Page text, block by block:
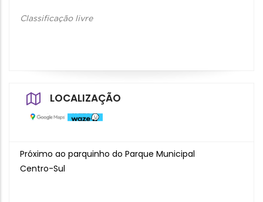
Classificação livre
LOCALIZAÇÃO
Próximo ao parquinho do Parque Municipal
Centro-Sul